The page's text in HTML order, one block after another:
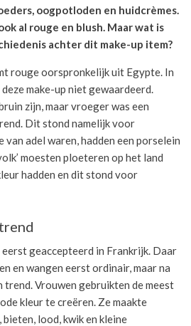
oogpotloden en huidcrèmes.
al rouge en blush. Maar wat is
achter dit make-up item?
rouge oorspronkelijk uit Egypte. In
make-up niet gewaardeerd.
zijn, maar vroeger was een
Dit stond namelijk voor
van adel waren, hadden een porselein
moesten ploeteren op het land
hadden en dit stond voor
eerst geaccepteerd in Frankrijk. Daar
en wangen eerst ordinair, maar na
Vrouwen gebruikten de meest
kleur te creëren. Ze maakte
lood, kwik en kleine